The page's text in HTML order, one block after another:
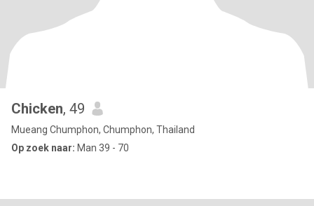
Chicken, 49
Mueang Chumphon, Chumphon, Thailand
Op zoek naar: Man 39 - 70